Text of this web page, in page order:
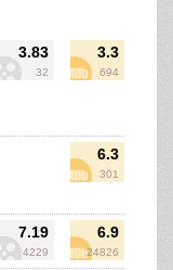
3.83
32
3.3
694
6.3
301
7.19
4229
6.9
24826